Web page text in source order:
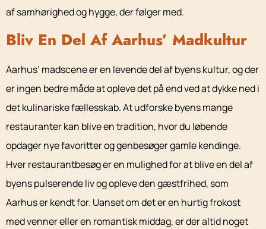
af samhørighed og hygge, der følger med.
Bliv En Del Af Aarhus’ Madkultur
Aarhus’ madscene er en levende del af byens kultur, og der
er ingen bedre måde at opleve det på end ved at dykke ned i
det kulinariske fællesskab. At udforske byens mange
restauranter kan blive en tradition, hvor du løbende
opdager nye favoritter og genbesøger gamle kendinge.
Hver restaurantbesøg er en mulighed for at blive en del af
byens pulserende liv og opleve den gæstfrihed, som
Aarhus er kendt for. Uanset om det er en hurtig frokost
med venner eller en romantisk middag, er der altid noget